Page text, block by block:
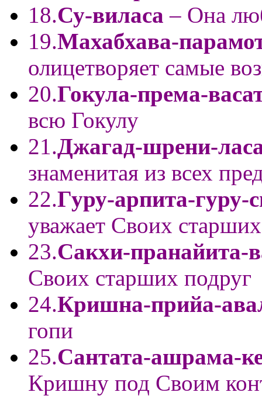
18.Су-виласа – Она
19.Махабхава-
олицетворяет самые
20.Гокула-према-
всю Гокулу
21.Джагад-шрени-
знаменитая из всех
22.Гуру-арпита-гуру-
уважает Своих старших
23.Сакхи-пранайита-
Своих старших подруг
24.Кришна-прийа-
гопи
25.Сантата-ашрама-
Кришну под Своим